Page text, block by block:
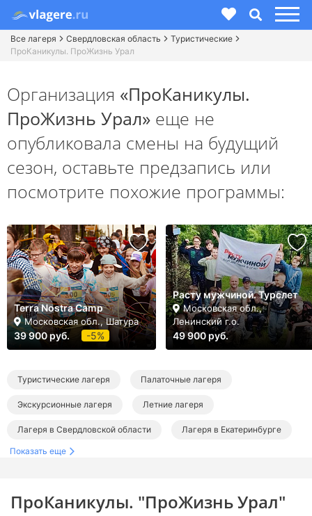
Все лагеря Свердловская область
Туристические
ПроКаникулы. ПроЖизнь Урал
ПроКаникулы. "ПроЖизнь Урал"
Организация «ПроКаникулы.
ПроЖизнь Урал» еще не
опубликовала смены на будущий
сезон, оставьте предзапись или
посмотрите похожие программы:
Terra Nostra Camp
Московская обл., Шатура
39 900 руб. -5%
Расту мужчиной. Турслет
Московская обл.,
Ленинский г.о.
49 900 руб.
Туристические лагеря Палаточные лагеря
Экскурсионные лагеря Летние лагеря
Лагеря в Свердловской области Лагеря в Екатеринбурге
Летние туристические лагеря
Показать еще